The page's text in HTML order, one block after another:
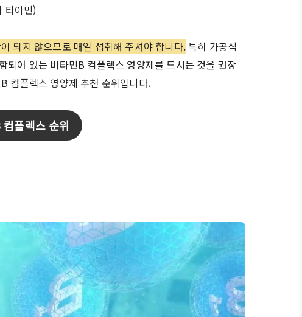
티아민)
되지 않으므로 매일 섭취해 주셔야 합니다.특히 가공식
되어 있는 비타민B 컴플렉스 영양제를 드시는 것을 권장
컴플렉스 영양제 추천 순위입니다.
플렉스 순위